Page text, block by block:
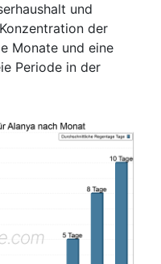
und
der
Monate und eine
Periode in der